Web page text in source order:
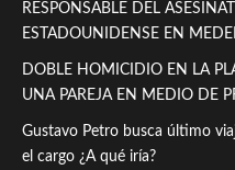
RESPONSABLE DEL
ESTADOUNIDENSE EN
DOBLE HOMICIDIO EN LA
UNA PAREJA EN MEDIO DE
Gustavo Petro busca último
el cargo ¿A qué iría?